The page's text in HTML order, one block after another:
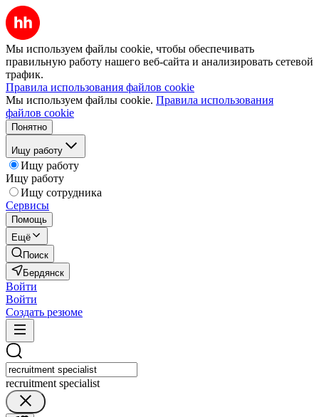
Мы используем файлы cookie, чтобы обеспечивать
правильную работу нашего веб-сайта и анализировать сетевой
трафик.
Правила использования файлов cookie
Мы используем файлы cookie. Правила использования
файлов cookie
Понятно
Ищу работу
Ищу работу
Ищу работу
Ищу сотрудника
Сервисы
Помощь
Ещё
Поиск
Бердянск
Войти
Войти
Создать резюме
recruitment specialist